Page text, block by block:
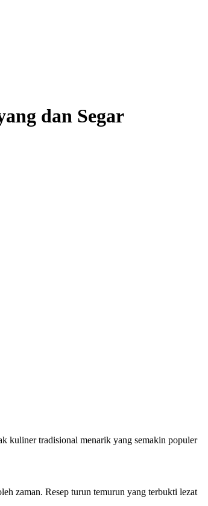
dan Segar
kuliner tradisional menarik yang semakin populer
zaman. Resep turun temurun yang terbukti lezat